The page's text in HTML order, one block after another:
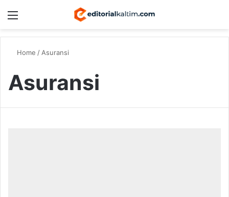
Home /Asuransi
Asuransi